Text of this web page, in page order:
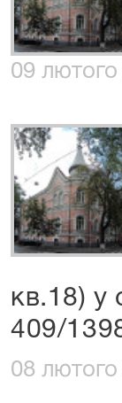
09 лютого
кв.18) у
409/
08